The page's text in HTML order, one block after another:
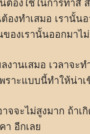
นต้องใช้ในการทา
งทำเสมอ เรานั้น
องเรานั้นออกมาไ
านเสมอ เวลาจะ
ราะแบบนี้ทำให้น่า
าจจะไม่สูงมาก ถ้า
า อีกเลย